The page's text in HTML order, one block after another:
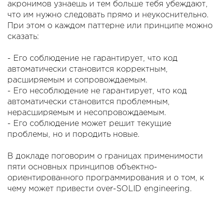
акронимов узнаешь и тем больше тебя убеждают,
что им нужно следовать прямо и неукоснительно.
При этом о каждом паттерне или принципе можно
сказать:
- Его соблюдение не гарантирует, что код
автоматически становится корректным,
расширяемым и сопровождаемым.
- Его несоблюдение не гарантирует, что код
автоматически становится проблемным,
нерасширяемым и несопровождаемым.
- Его соблюдение может решит текущие
проблемы, но и породить новые.
В докладе поговорим о границах применимости
пяти основных принципов объектно-
ориентированного программирования и о том, к
чему может привести over-SOLID engineering.